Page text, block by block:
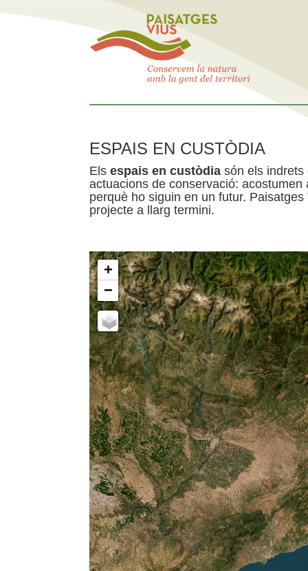
ESPAIS EN CUSTÒDIA
Els espais en custòdia són els indrets
actuacions de conservació:
perquè ho siguin en un futur.
projecte a llarg termini.
+
−